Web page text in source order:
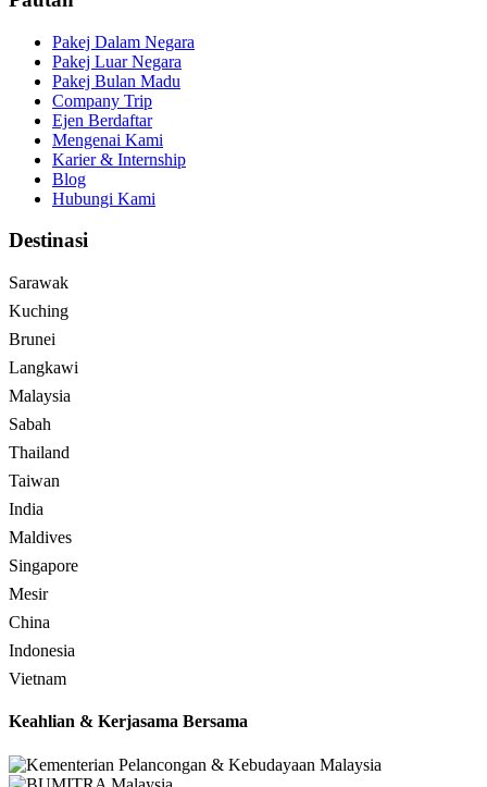
Pakej Dalam Negara
Pakej Luar Negara
Pakej Bulan Madu
Company Trip
Ejen Berdaftar
Mengenai Kami
Karier & Internship
Blog
Hubungi Kami
Destinasi
Sarawak
Kuching
Brunei
Langkawi
Malaysia
Sabah
Thailand
Taiwan
India
Maldives
Singapore
Mesir
China
Indonesia
Vietnam
Keahlian & Kerjasama Bersama